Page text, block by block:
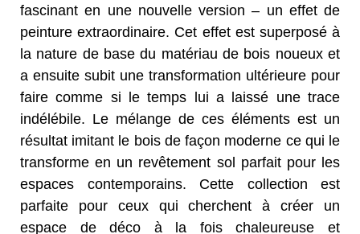
fascinant en une nouvelle version – un effet de
peinture extraordinaire. Cet effet est superposé à
la nature de base du matériau de bois noueux et
a ensuite subit une transformation ultérieure pour
faire comme si le temps lui a laissé une trace
indélébile. Le mélange de ces éléments est un
résultat imitant le bois de façon moderne ce qui le
transforme en un revêtement sol parfait pour les
espaces contemporains. Cette collection est
parfaite pour ceux qui cherchent à créer un
espace de déco à la fois chaleureuse et